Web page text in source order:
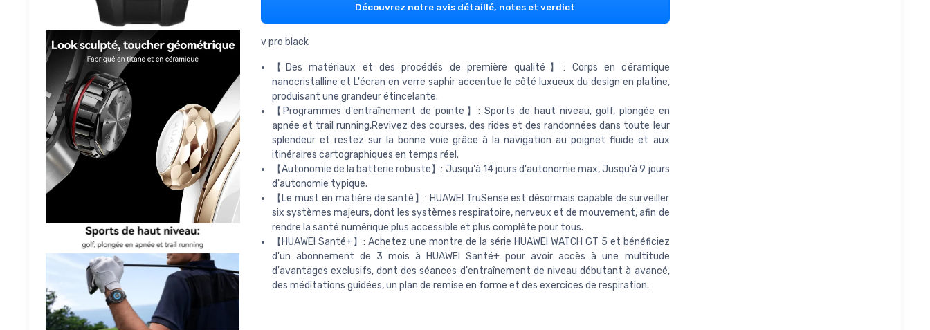
Découvrez notre avis détaillé, notes et verdict
v pro black
【Des matériaux et des procédés de première qualité】: Corps en céramique
nanocristalline et L'écran en verre saphir accentue le côté luxueux du design en platine,
produisant une grandeur étincelante.
【Programmes d'entraînement de pointe】: Sports de haut niveau, golf, plongée en
apnée et trail running,Revivez des courses, des rides et des randonnées dans toute leur
splendeur et restez sur la bonne voie grâce à la navigation au poignet fluide et aux
itinéraires cartographiques en temps réel.
【Autonomie de la batterie robuste】: Jusqu'à 14 jours d'autonomie max, Jusqu'à 9 jours
d'autonomie typique.
【Le must en matière de santé】: HUAWEI TruSense est désormais capable de surveiller
six systèmes majeurs, dont les systèmes respiratoire, nerveux et de mouvement, afin de
rendre la santé numérique plus accessible et plus complète pour tous.
【HUAWEI Santé+】: Achetez une montre de la série HUAWEI WATCH GT 5 et bénéficiez
d'un abonnement de 3 mois à HUAWEI Santé+ pour avoir accès à une multitude
d'avantages exclusifs, dont des séances d'entraînement de niveau débutant à avancé,
des méditations guidées, un plan de remise en forme et des exercices de respiration.